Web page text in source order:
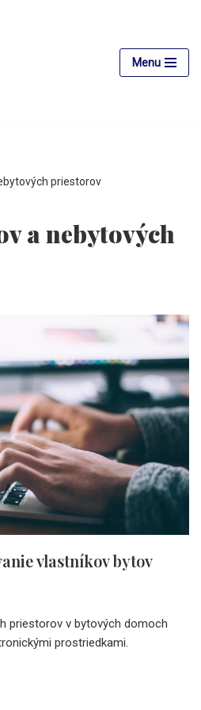
Menu
priestorov
a nebytových
vlastníkov bytov
priestorov v bytových domoch
prostriedkami.